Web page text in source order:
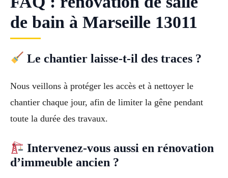
de bain à Marseille 13011
Le chantier laisse-t-il des traces ?
Nous veillons à protéger les accès et à nettoyer le
chantier chaque jour, afin de limiter la gêne pendant
toute la durée des travaux.
Intervenez-vous aussi en rénovation
d’immeuble ancien ?